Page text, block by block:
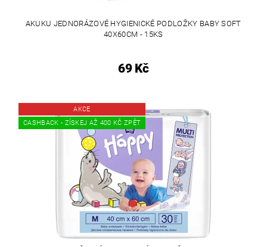
AKUKU JEDNORÁZOVÉ HYGIENICKÉ PODLOŽKY BABY SOFT
40X60CM - 15KS
69 Kč
AKCE
CASHBACK - ZÍSKEJ AŽ 400 KČ ZPĚT